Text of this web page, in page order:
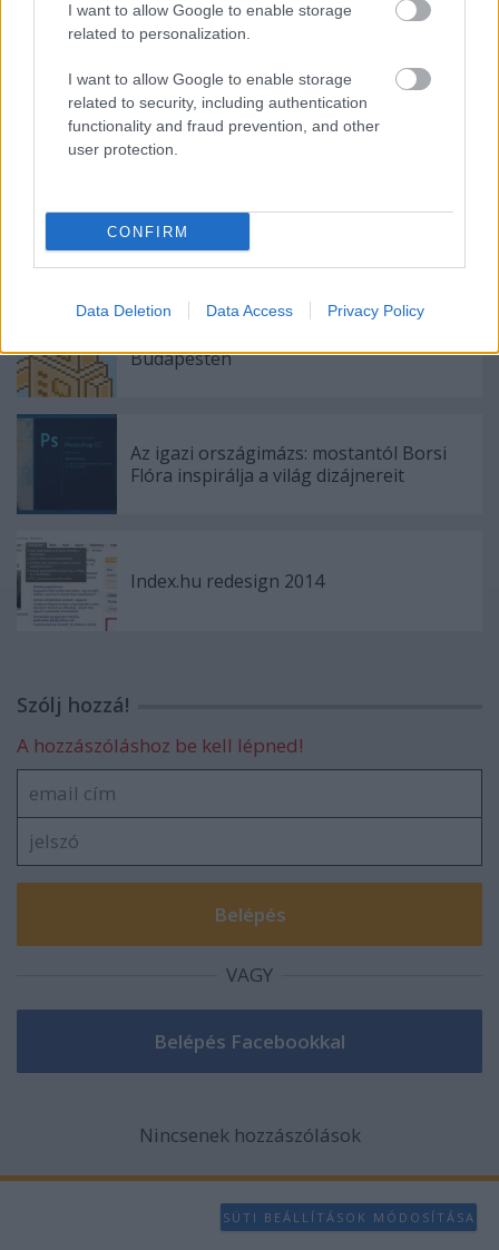
I want to allow Google to enable storage
related to personalization.
I want to allow Google to enable storage
related to security, including authentication
functionality and fraud prevention, and other
user protection.
CONFIRM
Data Deletion Data Access Privacy Policy
Ajánlott bejegyzések:
Élet, mobil nélkül
Kellemes ünnepeket, önfeledt
webépítést!
Budapesten
Az igazi országimázs: mostantól Borsi
Flóra inspirálja a világ dizájnereit
Index.hu redesign 2014
Szólj hozzá!
A hozzászóláshoz be kell lépned!
VAGY
Nincsenek hozzászólások
SÜTI BEÁLLÍTÁSOK MÓDOSÍTÁSA